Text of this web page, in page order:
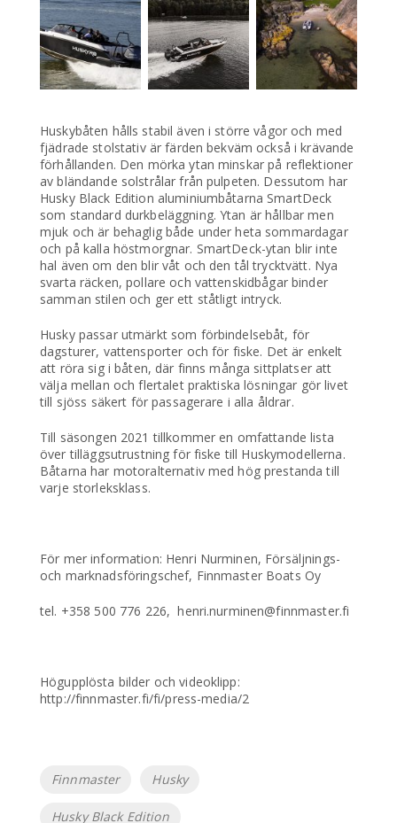
Huskybåten hålls stabil även i större vågor och med
fjädrade stolstativ är färden bekväm också i krävande
förhållanden. Den mörka ytan minskar på reflektioner
av bländande solstrålar från pulpeten. Dessutom har
Husky Black Edition aluminiumbåtarna SmartDeck
som standard durkbeläggning. Ytan är hållbar men
mjuk och är behaglig både under heta sommardagar
och på kalla höstmorgnar. SmartDeck-ytan blir inte
hal även om den blir våt och den tål trycktvätt. Nya
svarta räcken, pollare och vattenskidbågar binder
samman stilen och ger ett ståtligt intryck.
Husky passar utmärkt som förbindelsebåt, för
dagsturer, vattensporter och för fiske. Det är enkelt
att röra sig i båten, där finns många sittplatser att
välja mellan och flertalet praktiska lösningar gör livet
till sjöss säkert för passagerare i alla åldrar.
Till säsongen 2021 tillkommer en omfattande lista
över tilläggsutrustning för fiske till Huskymodellerna.
Båtarna har motoralternativ med hög prestanda till
varje storleksklass.
För mer information: Henri Nurminen, Försäljnings-
och marknadsföringschef, Finnmaster Boats Oy
tel. +358 500 776 226, henri.nurminen@finnmaster.fi
Högupplösta bilder och videoklipp:
http://finnmaster.fi/fi/press-media/2
Etiketter
Finnmaster Husky
Husky Black Edition